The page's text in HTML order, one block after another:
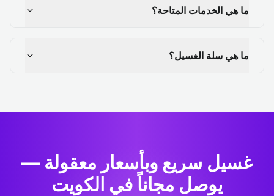
ما هي الخدمات المتاحة؟
ما هي سلة الغسيل؟
غسيل سريع وبأسعار معقولة —
يوصل مجاناً في الكويت